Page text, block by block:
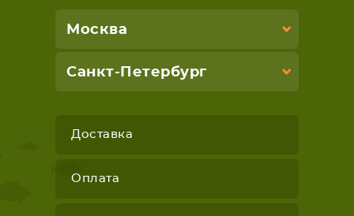
Москва
Санкт-Петербург
Доставка
Оплата